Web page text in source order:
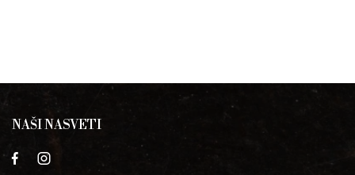
NAŠI NASVETI